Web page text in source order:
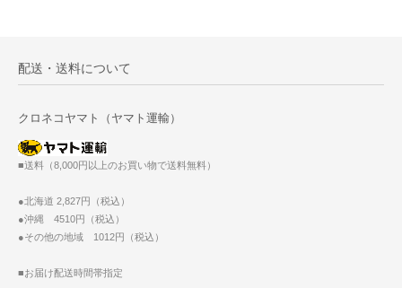
配送・送料について
クロネコヤマト（ヤマト運輸）
■送料（8,000円以上のお買い物で送料無料）
●北海道 2,827円（税込）
●沖縄 4510円（税込）
●その他の地域 1012円（税込）
■お届け配送時間帯指定